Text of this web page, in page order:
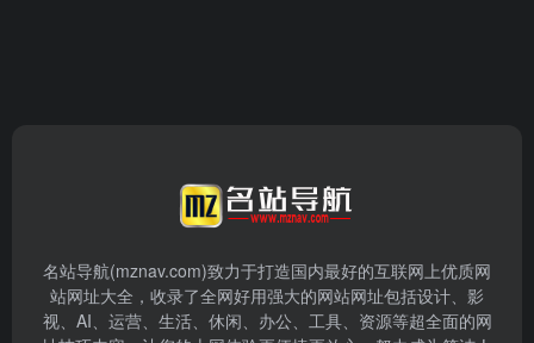
名站导航(mznav.com)致力于打造国内最好的互联网上优质网
站网址大全，收录了全网好用强大的网站网址包括设计、影
视、AI、运营、生活、休闲、办公、工具、资源等超全面的网